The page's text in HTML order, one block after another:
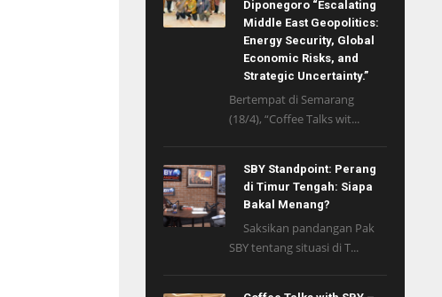
Diponegoro “Escalating
Middle East Geopolitics:
Energy Security, Global
Economic Risks, and
Strategic Uncertainty.”
Bertempat di Semarang
(18/4), “Coffee Talks wit...
SBY Standpoint: Perang
di Timur Tengah: Siapa
Bakal Menang?
Saksikan pandangan Pak
SBY tentang situasi di T...